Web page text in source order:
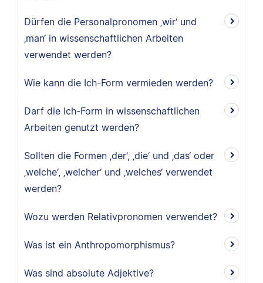
Dürfen die Personalpronomen ‚wir‘ und
‚man‘ in wissenschaftlichen Arbeiten
verwendet werden?
Wie kann die Ich-Form vermieden werden?
Darf die Ich-Form in wissenschaftlichen
Arbeiten genutzt werden?
Sollten die Formen ‚der‘, ‚die‘ und ‚das‘ oder
‚welche‘, ‚welcher‘ und ‚welches‘ verwendet
werden?
Wozu werden Relativpronomen verwendet?
Was ist ein Anthropomorphismus?
Was sind absolute Adjektive?